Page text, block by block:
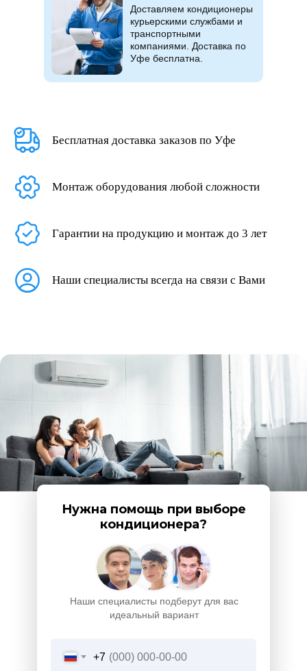
Доставляем кондиционеры
курьерскими службами и
транспортными
компаниями. Доставка по
Уфе бесплатна.
Бесплатная доставка заказов по Уфе
Монтаж оборудования любой сложности
Гарантии на продукцию и монтаж до 3 лет
Наши специалисты всегда на связи с Вами
Наши специалисты подберут для вас
идеальный вариант
Нужна помощь при выборе
кондиционера?
+7